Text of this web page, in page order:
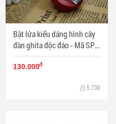
Bật lửa kiểu dáng hình cây
đàn ghita độc đáo - Mã SP:
BL01736
130.000đ
5.730